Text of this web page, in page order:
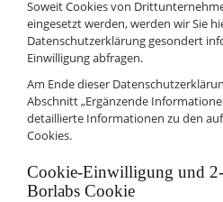
Soweit Cookies von
eingesetzt werden, werden wir Sie
Datenschutzerklärung gesondert
Einwilligung abfragen.
Am Ende dieser
Abschnitt „Ergänzende
detaillierte Informationen zu den
Cookies.
Cookie-Einwilligung und
Borlabs Cookie